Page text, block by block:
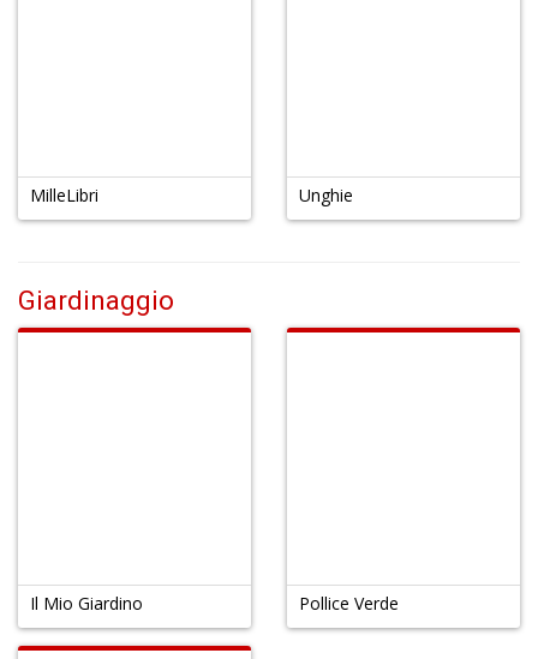
MilleLibri Unghie
Giardinaggio
Il Mio Giardino Pollice Verde